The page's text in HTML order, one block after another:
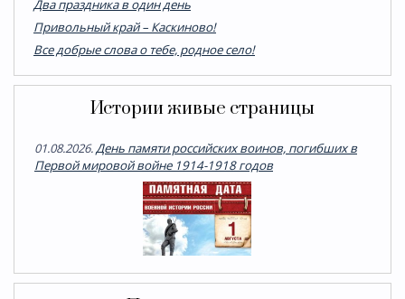
Два праздника в один день
Привольный край – Каскиново!
Все добрые слова о тебе, родное село!
Истории живые страницы
01.08.2026.День памяти российских воинов, погибших в
Первой мировой войне 1914-1918 годов